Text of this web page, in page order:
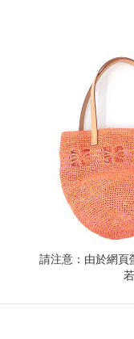
請注意：由於網頁